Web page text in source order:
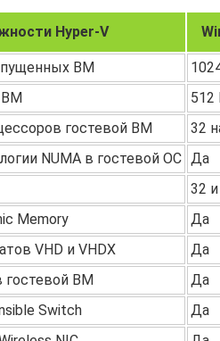
Hyper-V
ВМ
ВМ
512
гостевой ВМ
32
NUMA в гостевой ОС Да
32
Memory
Да
VHD и VHDX
Да
гостевой ВМ
Да
Switch
Да